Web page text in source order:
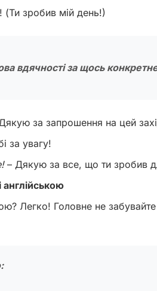
зробив мій день!)
вдячності за щось
за запрошення на цей
за увагу!
– Дякую за все, що ти зробив
англійською
Легко! Головне не